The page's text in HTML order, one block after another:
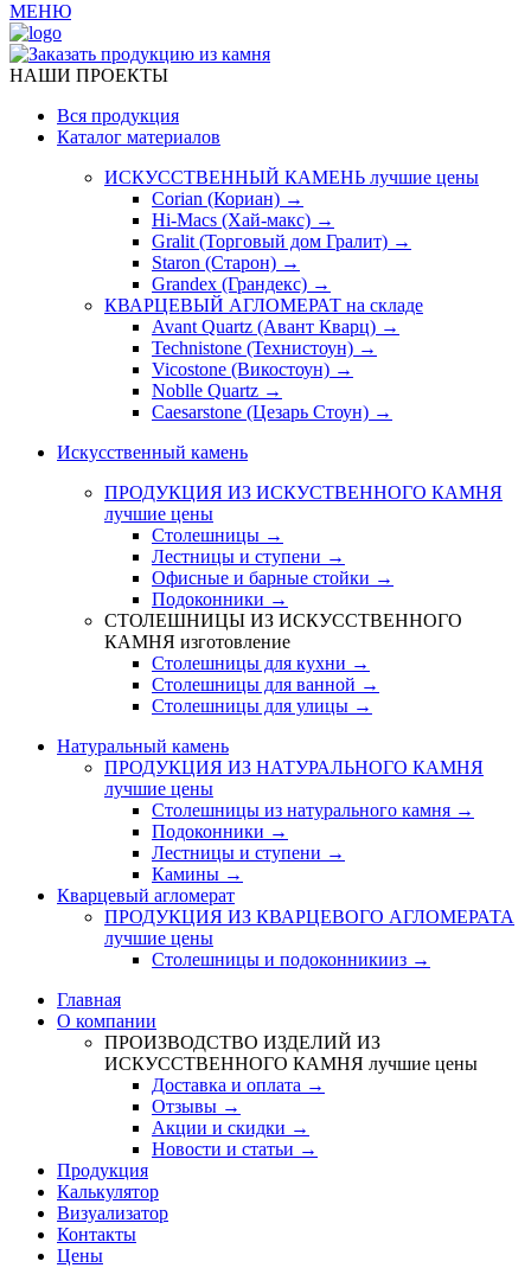
МЕНЮ
НАШИ ПРОЕКТЫ
Вся продукция
Каталог материалов
ИСКУССТВЕННЫЙ КАМЕНЬ лучшие цены
Corian (Кориан) →
Hi-Macs (Хай-макс) →
Gralit (Торговый дом Гралит) →
Staron (Старон) →
Grandex (Грандекс) →
КВАРЦЕВЫЙ АГЛОМЕРАТ на складе
Avant Quartz (Авант Кварц) →
Technistone (Технистоун) →
Vicostone (Викостоун) →
Noblle Quartz →
Caesarstone (Цезарь Стоун) →
Искусственный камень
ПРОДУКЦИЯ ИЗ ИСКУСТВЕННОГО КАМНЯ
лучшие цены
Столешницы →
Лестницы и ступени →
Офисные и барные стойки →
Подоконники →
СТОЛЕШНИЦЫ ИЗ ИСКУССТВЕННОГО
КАМНЯ изготовление
Столешницы для кухни →
Столешницы для ванной →
Столешницы для улицы →
Натуральный камень
ПРОДУКЦИЯ ИЗ НАТУРАЛЬНОГО КАМНЯ
лучшие цены
Столешницы из натурального камня →
Подоконники →
Лестницы и ступени →
Камины →
Кварцевый агломерат
ПРОДУКЦИЯ ИЗ КВАРЦЕВОГО АГЛОМЕРАТА
лучшие цены
Столешницы и подоконникииз →
Главная
О компании
ПРОИЗВОДСТВО ИЗДЕЛИЙ ИЗ
ИСКУССТВЕННОГО КАМНЯ лучшие цены
Доставка и оплата →
Отзывы →
Акции и скидки →
Новости и статьи →
Продукция
Калькулятор
Визуализатор
Контакты
Цены